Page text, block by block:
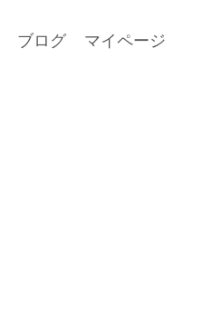
ブログ マイページ